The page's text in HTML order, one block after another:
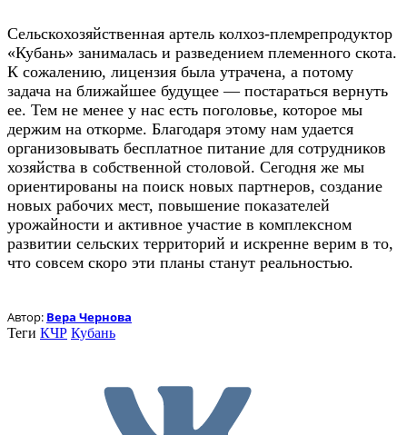
Сельскохозяйственная артель колхоз-племрепродуктор
«Кубань» занималась и разведением племенного скота.
К сожалению, лицензия была утрачена, а потому
задача на ближайшее будущее — постараться вернуть
ее. Тем не менее у нас есть поголовье, которое мы
держим на откорме. Благодаря этому нам удается
организовывать бесплатное питание для сотрудников
хозяйства в собственной столовой. Сегодня же мы
ориентированы на поиск новых партнеров, создание
новых рабочих мест, повышение показателей
урожайности и активное участие в комплексном
развитии сельских территорий и искренне верим в то,
что совсем скоро эти планы станут реальностью.
Автор: Вера Чернова
Теги КЧР Кубань